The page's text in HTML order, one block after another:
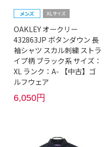
OAKLEY オークリー
432863JP ボタンダウン 長
袖シャツ スカル刺繍 ストラ
イプ柄 ブラック系 サイズ：
XL ランク：A- 【中古】ゴ
ルフウェア
6,050円